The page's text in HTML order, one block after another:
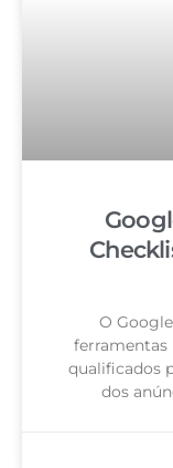
O
ferramentas
qualificados
dos